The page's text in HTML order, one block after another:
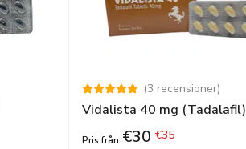
(3 recensioner)
Vidalista 40 mg (Tadalafil)
Pris från €30 €35